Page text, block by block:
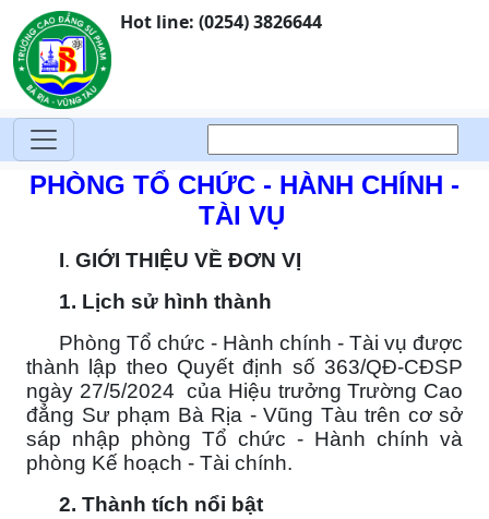
Hot line: (0254) 3826644
PHÒNG TỔ CHỨC - HÀNH CHÍNH -
TÀI VỤ
I. GIỚI THIỆU VỀ ĐƠN VỊ
1. Lịch sử hình thành
Phòng Tổ chức - Hành chính - Tài vụ được
thành lập theo Quyết định số 363/QĐ-CĐSP
ngày 27/5/2024 của Hiệu trưởng Trường Cao
đẳng Sư phạm Bà Rịa - Vũng Tàu trên cơ sở
sáp nhập phòng Tổ chức - Hành chính và
phòng Kế hoạch - Tài chính.
2. Thành tích nổi bật